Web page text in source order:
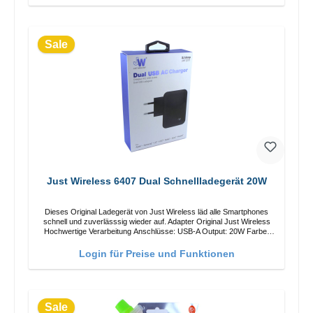
Sale
Just Wireless 6407 Dual Schnellladegerät 20W
Dieses Original Ladegerät von Just Wireless läd alle Smartphones
schnell und zuverlässsig wieder auf. Adapter Original Just Wireless
Hochwertige Verarbeitung Anschlüsse: USB-A Output: 20W Farbe:
Login für Preise und Funktionen
Sale